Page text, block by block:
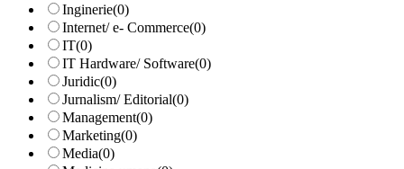
Inginerie(0)
Internet/ e- Commerce(0)
IT(0)
IT Hardware/ Software(0)
Juridic(0)
Jurnalism/ Editorial(0)
Management(0)
Marketing(0)
Media(0)